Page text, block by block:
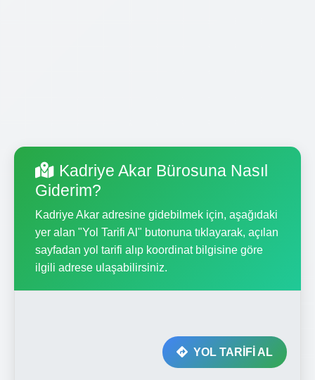
Kadriye Akar Bürosuna Nasıl
Giderim?
Kadriye Akar adresine gidebilmek için, aşağıdaki
yer alan "Yol Tarifi Al" butonuna tıklayarak, açılan
sayfadan yol tarifi alıp koordinat bilgisine göre
ilgili adrese ulaşabilirsiniz.
YOL TARİFİ AL